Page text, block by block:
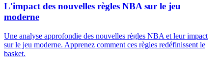
L'impact des nouvelles règles NBA sur le jeu
moderne
Une analyse approfondie des nouvelles règles NBA et leur impact
sur le jeu moderne. Apprenez comment ces règles redéfinissent le
basket.